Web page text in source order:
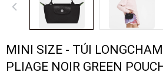
MINI SIZE - TÚI
PLIAGE NOIR GREEN